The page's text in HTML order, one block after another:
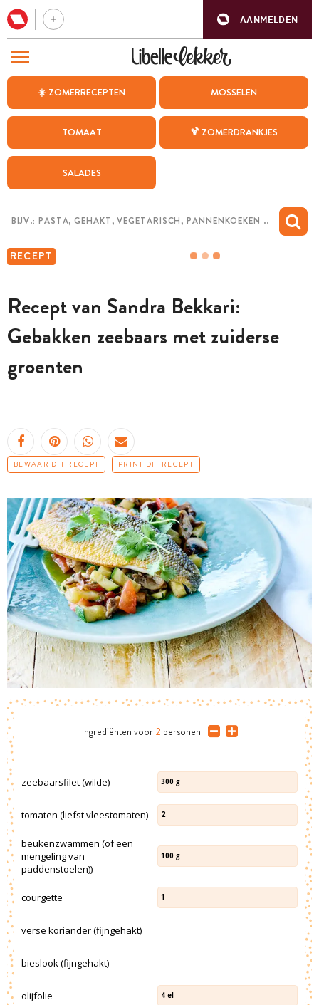
AANMELDEN
☀️ ZOMERRECEPTEN MOSSELEN
TOMAAT 🍹 ZOMERDRANKJES
SALADES
RECEPT
Recept van Sandra Bekkari:
Gebakken zeebaars met zuiderse
groenten
BEWAAR DIT RECEPT PRINT DIT RECEPT
Ingrediënten voor 2 personen
zeebaarsfilet (wilde) 300 g
tomaten (liefst vleestomaten) 2
beukenzwammen (of een
mengeling van
paddenstoelen))
100 g
courgette 1
verse koriander (fijngehakt)
bieslook (fijngehakt)
olijfolie 4 el
BEZOEK ONZE ANDERE WEBSITES
WEEKMENU
CHAT MET MAIA
MIJN BEWAARDE RECEPTEN